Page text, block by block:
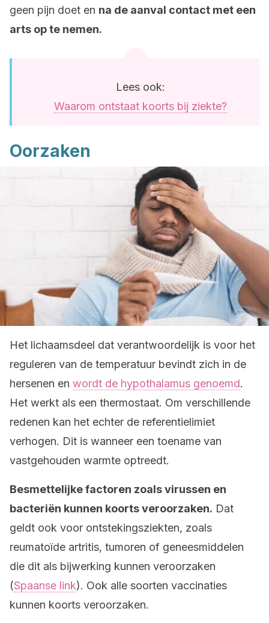
geen pijn doet en na de aanval contact met een
arts op te nemen.
Lees ook:
Waarom ontstaat koorts bij ziekte?
Oorzaken
Het lichaamsdeel dat verantwoordelijk is voor het
reguleren van de temperatuur bevindt zich in de
hersenen en wordt de hypothalamus genoemd.
Het werkt als een thermostaat. Om verschillende
redenen kan het echter de referentielimiet
verhogen. Dit is wanneer een toename van
vastgehouden warmte optreedt.
Besmettelijke factoren zoals virussen en
bacteriën kunnen koorts veroorzaken. Dat
geldt ook voor ontstekingsziekten, zoals
reumatoïde artritis, tumoren of geneesmiddelen
die dit als bijwerking kunnen veroorzaken
(Spaanse link). Ook alle soorten vaccinaties
kunnen koorts veroorzaken.